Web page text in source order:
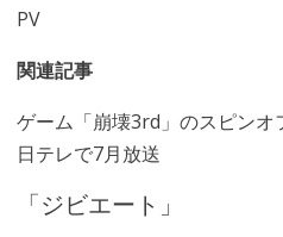
PV
関連記事
ゲーム「崩壊3rd」のスピンオ
日テレで7月放送
「ジビエート」